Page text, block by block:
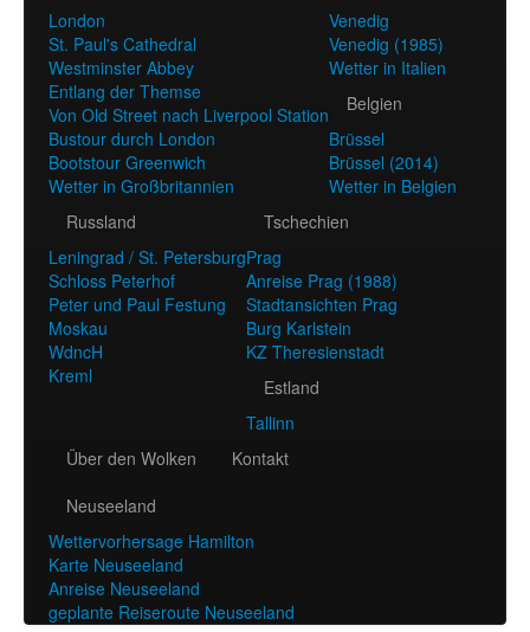
London
St. Paul's Cathedral
Westminster Abbey
Entlang der Themse
Von Old Street nach Liverpool Station
Bustour durch London
Bootstour Greenwich
Wetter in Großbritannien
Venedig
Venedig (1985)
Wetter in Italien
Belgien
Brüssel
Brüssel (2014)
Wetter in Belgien
Russland
Leningrad / St. Petersburg
Schloss Peterhof
Peter und Paul Festung
Moskau
WdncH
Kreml
Tschechien
Prag
Anreise Prag (1988)
Stadtansichten Prag
Burg Karlstein
KZ Theresienstadt
Estland
Tallinn
Über den Wolken
Kontakt
Neuseeland
Wettervorhersage Hamilton
Karte Neuseeland
Anreise Neuseeland
geplante Reiseroute Neuseeland